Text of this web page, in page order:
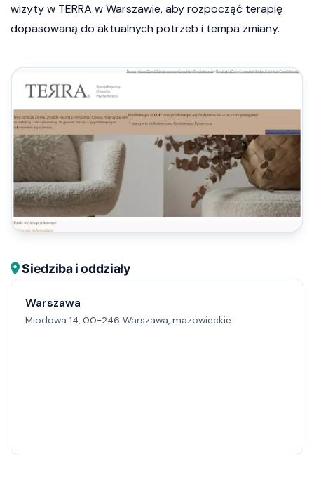
wizyty w TERRA w Warszawie, aby rozpocząć terapię
dopasowaną do aktualnych potrzeb i tempa zmiany.
Siedziba i oddziały
Warszawa
Miodowa 14, 00-246 Warszawa, mazowieckie